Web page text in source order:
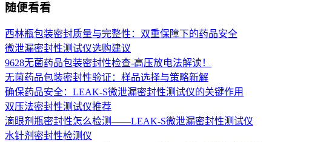
随便看看
西林瓶包装密封质量与完整性：双重保障下的药品安全
微泄漏密封性测试仪选购建议
9628无菌药品包装密封性检查-高压放电法解读！
无菌药品包装密封性验证：样品选择与策略新解
确保药品安全：LEAK-S微泄漏密封性测试仪的关键作用
双压法密封性测试仪推荐
滴眼剂瓶密封性怎么检测——LEAK-S微泄漏密封性测试仪
水针剂密封性检测仪